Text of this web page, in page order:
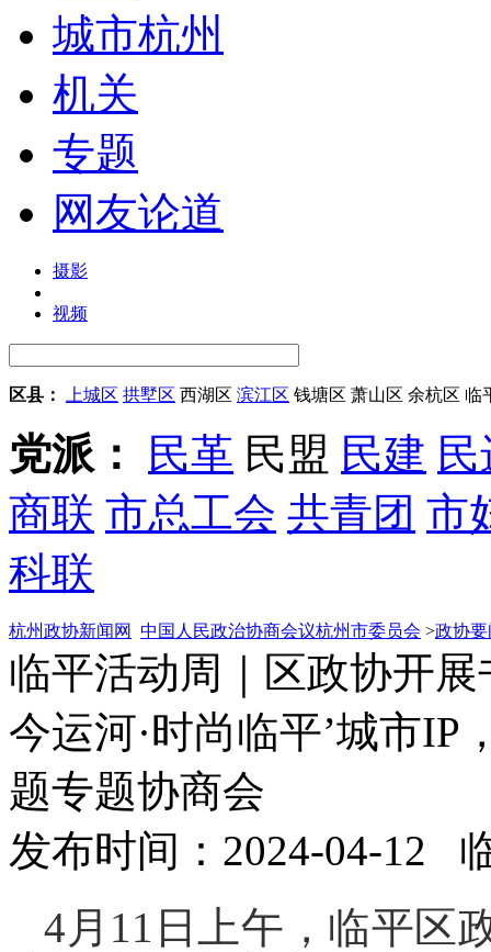
城市杭州
机关
专题
网友论道
摄影
视频
区县： 上城区 拱墅区 西湖区 滨江区 钱塘区 萧山区 余杭区 临
党派： 民革 民盟 民建
商联 市总工会 共青团 市
科联
杭州政协新闻网 中国人民政治协商会议杭州市委员会 >政协要
临平活动周｜区政协开
今运河·时尚临平’城市IP
题专题协商会
发布时间：2024-04-12
4月11日上午，临平区